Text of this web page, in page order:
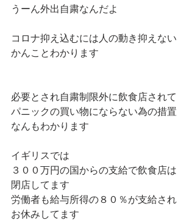
うーん外出自粛なんだよ
コロナ抑え込むには人の動き抑えない
かんことわかります
必要とされ自粛制限外に飲食店されて
パニックの買い物にならない為の措置
なんもわかります
イギリスでは
３００万円の国からの支給で飲食店は
閉店してます
労働者も給与所得の８０％が支給され
お休みしてます